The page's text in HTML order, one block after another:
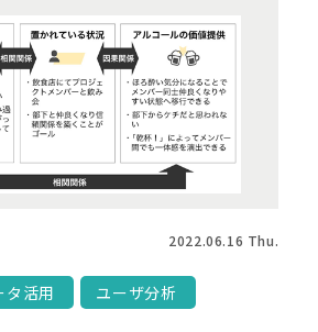
2022.06.16 Thu.
タ活用 ユーザ分析